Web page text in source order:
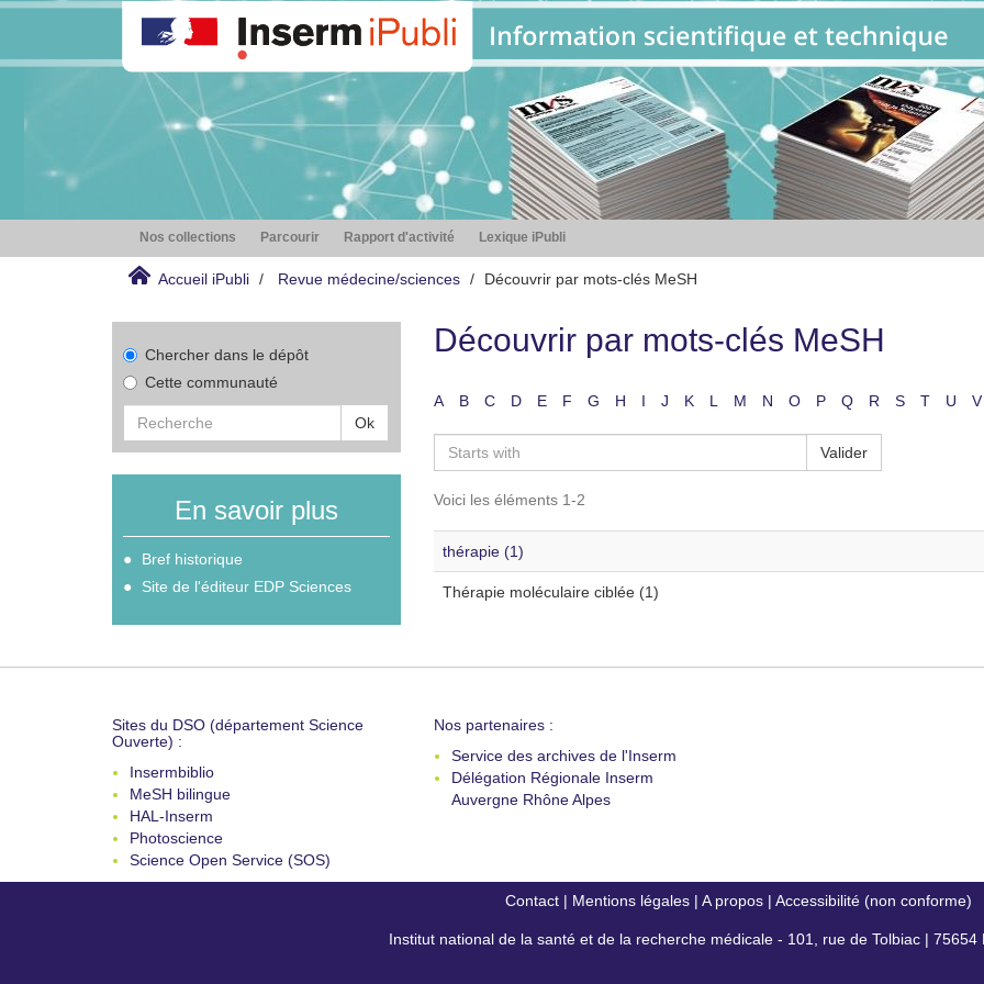
Nos collections Parcourir Rapport d'activité Lexique iPubli
Accueil iPubli Revue médecine/sciences Découvrir par mots-clés MeSH
Chercher dans le dépôt
Cette communauté
Ok
En savoir plus
Bref historique
Site de l'éditeur EDP Sciences
Découvrir par mots-clés MeSH
A B C D E F G H I J K L M N O P Q R S T U V
Valider
Voici les éléments 1-2
thérapie (1)
Thérapie moléculaire ciblée (1)
Sites du DSO (département Science
Ouverte) :
Insermbiblio
MeSH bilingue
HAL-Inserm
Photoscience
Science Open Service (SOS)
Nos partenaires :
Service des archives de l'Inserm
Délégation Régionale Inserm
Auvergne Rhône Alpes
Contact| Mentions légales| A propos| Accessibilité (non conforme)
Institut national de la santé et de la recherche médicale - 101, rue de Tolbiac | 75654